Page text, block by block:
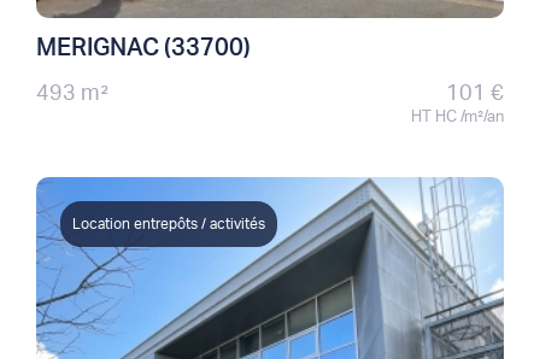
MERIGNAC (33700)
493 m² 101 €
HT HC /m²/an
Location entrepôts / activités